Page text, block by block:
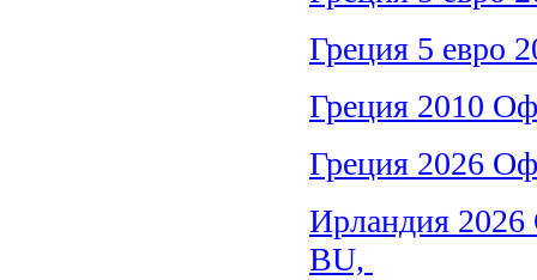
Греция 5 евро
Греция 2010
Греция 2026
Ирландия 2026
BU,